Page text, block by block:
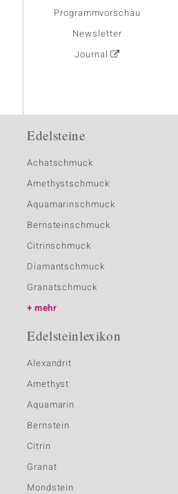
Programmvorschau
Newsletter
Journal
Edelsteine
Achatschmuck
Amethystschmuck
Aquamarinschmuck
Bernsteinschmuck
Citrinschmuck
Diamantschmuck
Granatschmuck
mehr
Edelsteinlexikon
Alexandrit
Amethyst
Aquamarin
Bernstein
Citrin
Granat
Mondstein